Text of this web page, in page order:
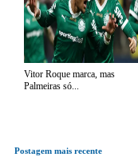
Vitor Roque marca, mas
Palmeiras só...
Postagem mais recente